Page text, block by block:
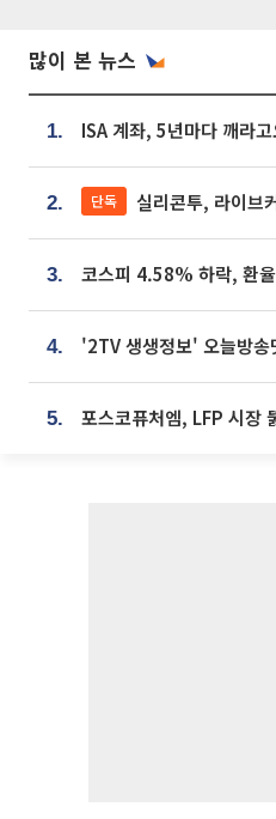
많이 본 뉴스
1. ISA 계좌, 5년마다 깨라
2. 단독 실리콘투, 라이브커머스팀 신설
3. 코스피 4.58% 하락, 환
4.
5.